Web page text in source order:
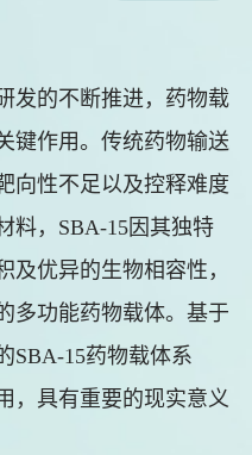
发的不断推进，药物载
键作用。传统药物输送
向性不足以及控释难度
料，SBA-15因其独特
及优异的生物相容性，
多功能药物载体。基于
SBA-15药物载体系
，具有重要的现实意义